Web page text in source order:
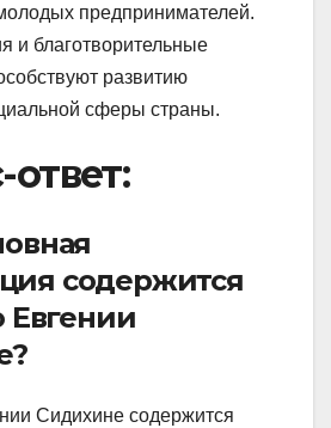
предпринимателей.
и благотворительные
развитию
сферы страны.
содержится
Евгении
Сидихине содержится